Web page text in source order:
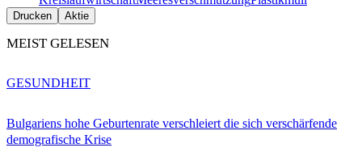
Drucken Aktie
MEIST GELESEN
Bulgariens hohe Geburtenrate verschleiert die sich verschärfende
demografische Krise
GESUNDHEIT